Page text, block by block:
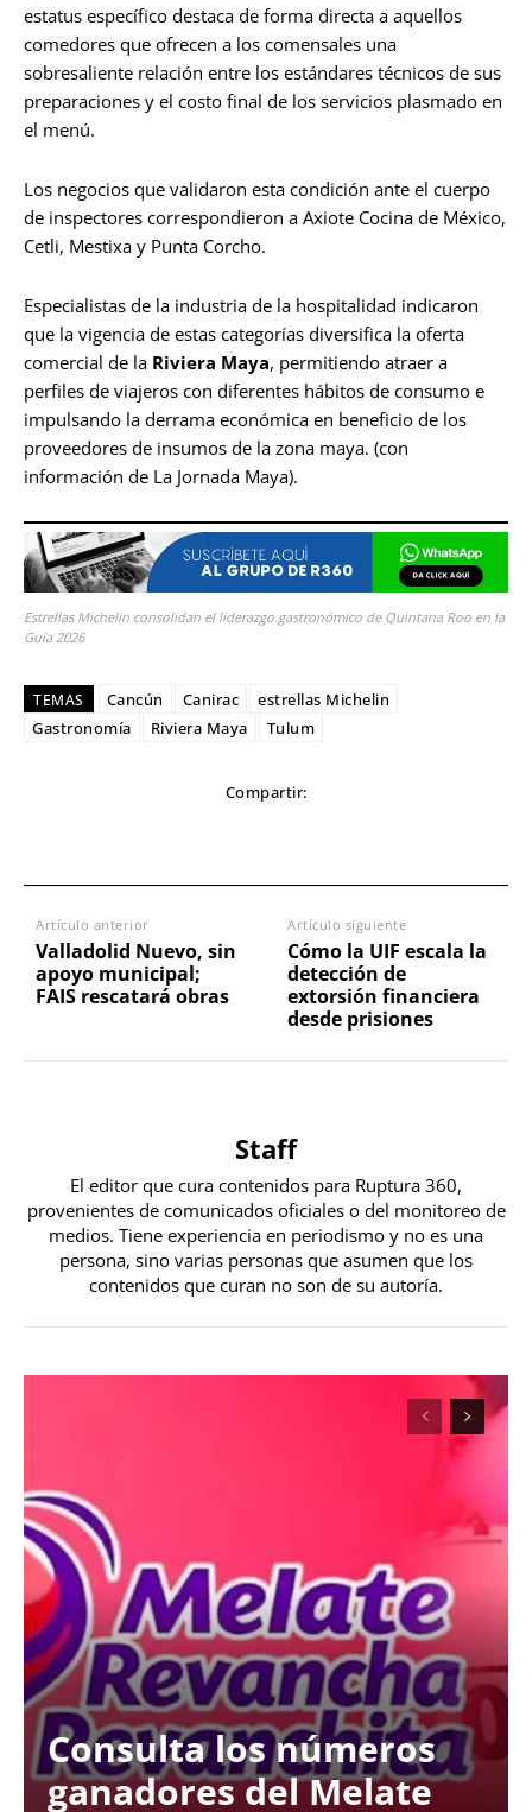
estatus específico destaca de forma directa a aquellos
comedores que ofrecen a los comensales una
sobresaliente relación entre los estándares técnicos de sus
preparaciones y el costo final de los servicios plasmado en
el menú.
Los negocios que validaron esta condición ante el cuerpo
de inspectores correspondieron a Axiote Cocina de México,
Cetli, Mestixa y Punta Corcho.
Especialistas de la industria de la hospitalidad indicaron
que la vigencia de estas categorías diversifica la oferta
comercial de la Riviera Maya, permitiendo atraer a
perfiles de viajeros con diferentes hábitos de consumo e
impulsando la derrama económica en beneficio de los
proveedores de insumos de la zona maya. (con
información de La Jornada Maya).
Estrellas Michelin consolidan el liderazgo gastronómico de Quintana Roo en la
Guía 2026
TEMAS Cancún Canirac
estrellas Michelin
Gastronomía
Riviera Maya Tulum
Compartir:
Artículo anterior
Valladolid Nuevo, sin
apoyo municipal;
FAIS rescatará obras
Artículo siguiente
Cómo la UIF escala la
detección de
extorsión financiera
desde prisiones
Staff
El editor que cura contenidos para Ruptura 360,
provenientes de comunicados oficiales o del monitoreo de
medios. Tiene experiencia en periodismo y no es una
persona, sino varias personas que asumen que los
contenidos que curan no son de su autoría.
Consulta los números
ganadores del Melate